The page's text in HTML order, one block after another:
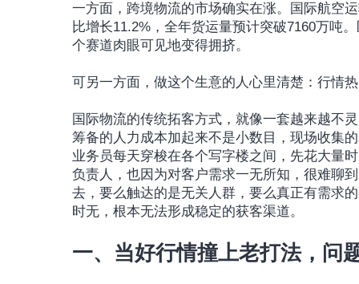
一方面，跨境物流的市场确实在涨。国际航空
比增长11.2%，全年货运量预计突破7160万吨
个赛道肉眼可见地变得拥挤。
可另一方面，做这个生意的人心里清楚：行情
国际物流的传统拓客方式，就像一套越来越不
筹备的人力成本加起来不是小数目，现场收集
业务员每天穿梭在各个写字楼之间，先花大量
负责人，也因为对客户需求一无所知，很难聊
去，要么触达的是无关人群，要么真正有需求
时无，根本无法形成稳定的获客渠道。
一、当好行情撞上老打法，问